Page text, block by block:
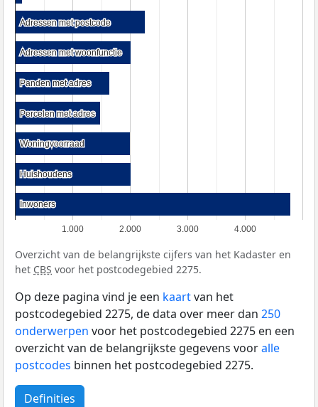
1.000 2.000 3.000 4.000
Adressen met postcode
Adressen met postcode
Adressen met woonfunctie
Adressen met woonfunctie
Panden met adres
Panden met adres
Percelen met adres
Percelen met adres
Woningvoorraad
Woningvoorraad
Huishoudens
Huishoudens
Inwoners
Inwoners
Overzicht van de belangrijkste cijfers van het Kadaster en
het CBS voor het postcodegebied 2275.
Op deze pagina vind je een kaartvan het
postcodegebied 2275, de data over meer dan 250
onderwerpen voor het postcodegebied 2275 en een
overzicht van de belangrijkste gegevens vooralle
postcodes binnen het postcodegebied 2275.
Definities